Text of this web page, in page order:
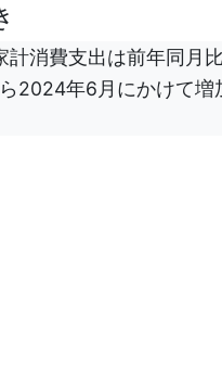
消費支出は前年同月
2024年6月にかけて増